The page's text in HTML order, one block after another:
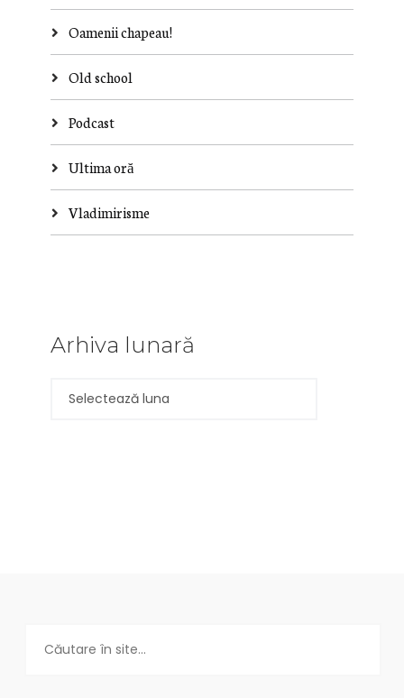
Oamenii chapeau!
Old school
Podcast
Ultima oră
Vladimirisme
Arhiva lunară